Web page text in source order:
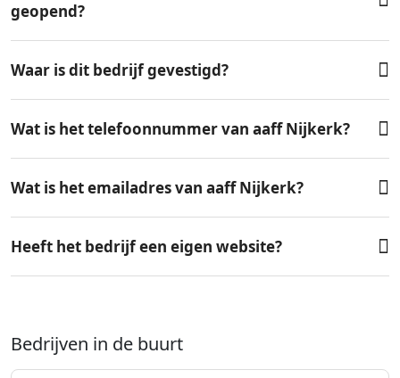
geopend?
Waar is dit bedrijf gevestigd?
Wat is het telefoonnummer van aaff Nijkerk?
Wat is het emailadres van aaff Nijkerk?
Heeft het bedrijf een eigen website?
Bedrijven in de buurt